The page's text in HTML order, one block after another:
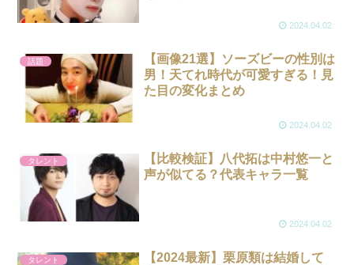
2024.04.02
話題
【画像21選】ソーズビーの性別は
男！天てれ時代が可愛すぎる！見
た目の変化まとめ
2024.04.02
タレント
【比較検証】八代拓は中村悠一と
声が似てる？代表キャラ一覧
2024.04.02
タレント
【2024最新】栗原類は結婚して